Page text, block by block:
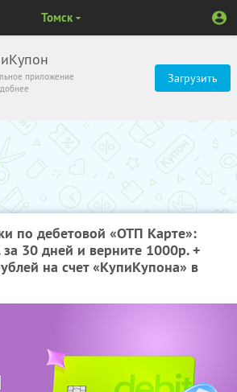
приложение
Загрузить
Томск
по дебетовой «ОТП Карте»:
за 30 дней и верните 1000р. +
на счет «КупиКупона» в